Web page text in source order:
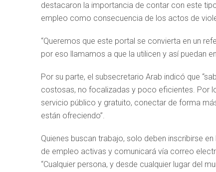
destacaron la importancia de contar con este
empleo como consecuencia de los actos de
“Queremos que este portal se convierta en un
por eso llamamos a que la utilicen y así puedan
Por su parte, el subsecretario Arab indicó que
costosas, no focalizadas y poco eficientes. Por
servicio público y gratuito, conectar de forma
están ofreciendo”.
Quienes buscan trabajo, solo deben inscribirse
de empleo activas y comunicará vía correo
“Cualquier persona, y desde cualquier lugar del